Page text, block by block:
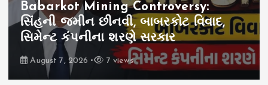
Babarkot Mining Controversy:
સિંહની જમીન છીનવી, બાબરકોટ વિવાદ,
સિમેન્ટ કંપનીના શરણે સરકાર
August 7, 2026 7 views